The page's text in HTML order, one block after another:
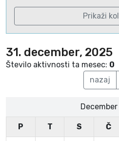
Prikaži
31. december, 2025
Število aktivnosti ta mesec: 0
nazaj
P T S Č